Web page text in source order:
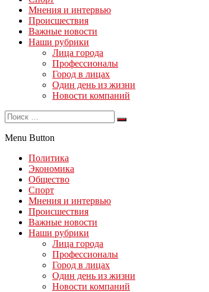
Мнения и интервью
Происшествия
Важные новости
Наши рубрики
Лица города
Профессионалы
Город в лицах
Один день из жизни
Новости компаний
Menu Button
Политика
Экономика
Общество
Спорт
Мнения и интервью
Происшествия
Важные новости
Наши рубрики
Лица города
Профессионалы
Город в лицах
Один день из жизни
Новости компаний